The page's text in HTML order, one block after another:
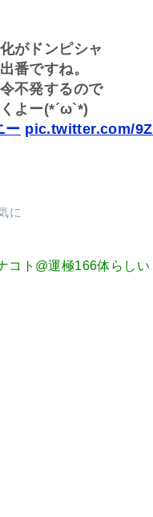
がドンピシャ
番ですね。
不発するので
よー(*´ω`*)
ー pic.twitter.com/
に
コト@運極166体らしい